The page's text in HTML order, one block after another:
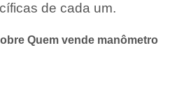
de cada um.
Quem vende manômetro